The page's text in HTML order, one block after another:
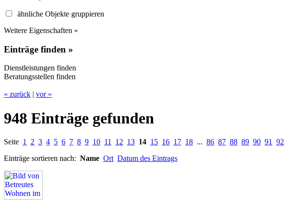
ähnliche Objekte gruppieren
Weitere Eigenschaften »
Einträge finden »
Dienstleistungen finden
Beratungsstellen finden
« zurück | vor »
948 Einträge gefunden
Seite 1 2 3 4 5 6 7 8 9 10 11 12 13 14 15 16 17 18 ... 86 87 88 89 90 91 92
Einträge sortieren nach: Name Ort Datum des Eintrags